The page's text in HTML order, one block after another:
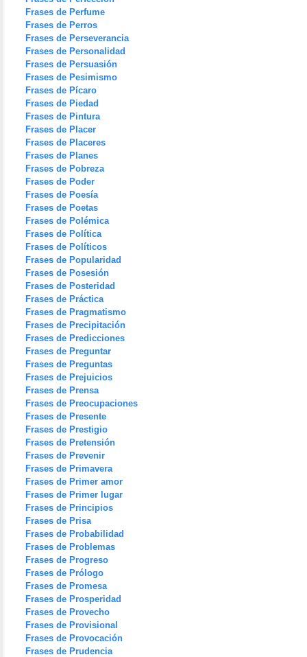
Frases de Perfume
Frases de Perros
Frases de Perseverancia
Frases de Personalidad
Frases de Persuasión
Frases de Pesimismo
Frases de Pícaro
Frases de Piedad
Frases de Pintura
Frases de Placer
Frases de Placeres
Frases de Planes
Frases de Pobreza
Frases de Poder
Frases de Poesía
Frases de Poetas
Frases de Polémica
Frases de Política
Frases de Políticos
Frases de Popularidad
Frases de Posesión
Frases de Posteridad
Frases de Práctica
Frases de Pragmatismo
Frases de Precipitación
Frases de Predicciones
Frases de Preguntar
Frases de Preguntas
Frases de Prejuicios
Frases de Prensa
Frases de Preocupaciones
Frases de Presente
Frases de Prestigio
Frases de Pretensión
Frases de Prevenir
Frases de Primavera
Frases de Primer amor
Frases de Primer lugar
Frases de Principios
Frases de Prisa
Frases de Probabilidad
Frases de Problemas
Frases de Progreso
Frases de Prólogo
Frases de Promesa
Frases de Prosperidad
Frases de Provecho
Frases de Provisional
Frases de Provocación
Frases de Prudencia